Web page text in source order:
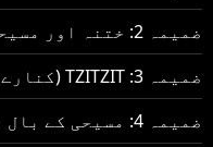
ضمیمہ 2: ختنہ اور مسیحی
ضمیمہ 3: TZITZIT (کنارے، جھالر، دھاگے)
ضمیمہ 4: مسیحی کے بال اور داڑھی